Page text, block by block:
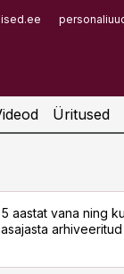
Üritused
aastat vana ning